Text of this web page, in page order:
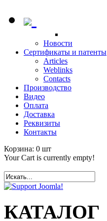
Новости
Сертификаты и патенты
Articles
Weblinks
Contacts
Производство
Видео
Оплата
Доставка
Реквизиты
Контакты
Корзина: 0 шт
Your Cart is currently empty!
КАТАЛОГ